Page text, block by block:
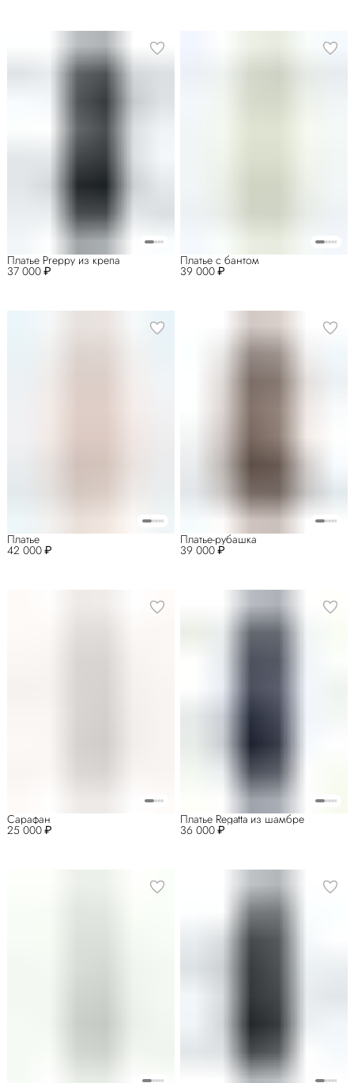
37 000 ₽
Платье Preppy из крепа
39 000 ₽
Платье с бантом
42 000 ₽
Платье
39 000 ₽
Платье-рубашка
25 000 ₽
Сарафан
36 000 ₽
Платье Regatta из шамбре